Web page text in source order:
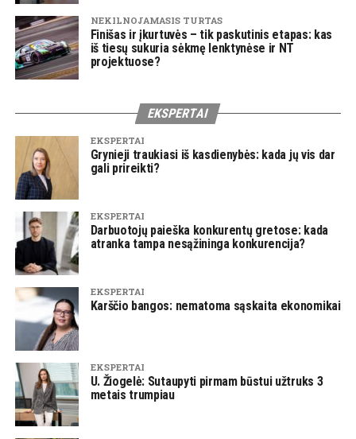
NEKILNOJAMASIS TURTAS
Finišas ir įkurtuvės – tik paskutinis etapas: kas
iš tiesų sukuria sėkmę lenktynėse ir NT
projektuose?
EKSPERTAI
EKSPERTAI
Grynieji traukiasi iš kasdienybės: kada jų vis dar
gali prireikti?
EKSPERTAI
Darbuotojų paieška konkurentų gretose: kada
atranka tampa nesąžininga konkurencija?
EKSPERTAI
Karščio bangos: nematoma sąskaita ekonomikai
EKSPERTAI
U. Žiogelė: Sutaupyti pirmam būstui užtruks 3
metais trumpiau